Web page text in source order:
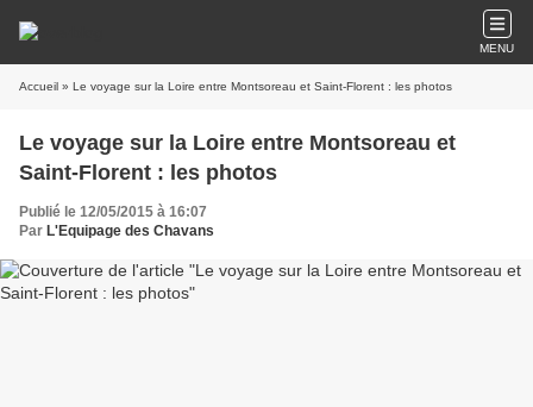
MENU
Accueil » Le voyage sur la Loire entre Montsoreau et Saint-Florent : les photos
Le voyage sur la Loire entre Montsoreau et
Saint-Florent : les photos
Publié le 12/05/2015 à 16:07
Par L'Equipage des Chavans